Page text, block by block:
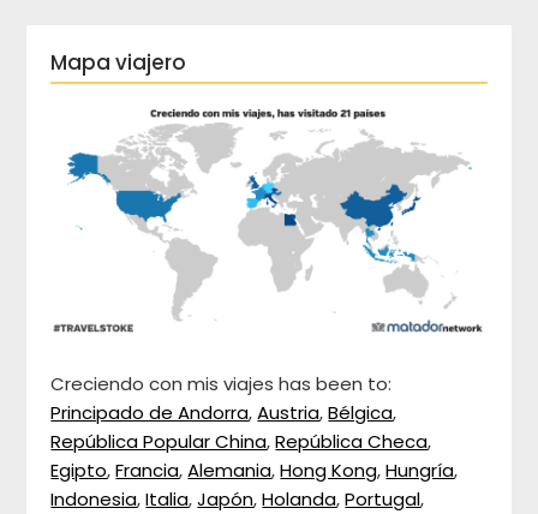
Mapa viajero
Creciendo con mis viajes has been to:
Principado de Andorra,Austria,Bélgica,
República Popular China,República Checa,
Egipto,Francia,Alemania,Hong Kong,Hungría,
Indonesia,Italia,Japón,Holanda,Portugal,